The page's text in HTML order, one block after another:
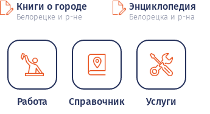
Книги о городе
Белорецке и р-не
Энциклопедия
Белорецка и р-на
Работа Справочник Услуги